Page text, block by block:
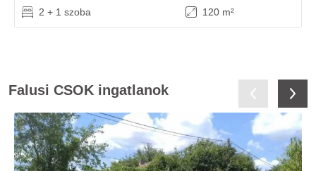
2 + 1 szoba
120 m²
Falusi CSOK ingatlanok